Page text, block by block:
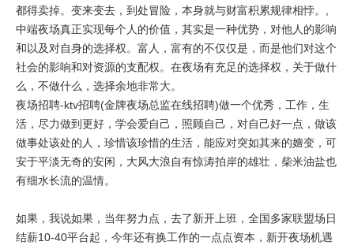
都得卖掉。变来变去，到处冒险，本身就与财富积累规律相悖。,
中端夜场真正实现每个人的价值，其实是一种优势，对他人的影响
和以及对自身的选择权。富人，富有的不仅仅是，而是他们对这个
社会的影响和对资源的支配权。在夜场有充足的选择权，关于做什
么，不做什么，选择余地非常大。
夜场招聘-ktv招聘(金牌夜场总监在线招聘)做一个优秀，工作，生
活，尽力做到更好，学会爱自己，照顾自己，对自己好一点，做该
做事处该处的人，珍惜该珍惜的生活，能应对突如其来的嬗变，可
安于平淡无奇的安闲，大风大浪自有惊涛拍岸的雄壮，柴米油盐也
有细水长流的温情。
如果，我说如果，当年努力点，去了新开上班，全国多家联盟场日
结薪10-40平台起，今年还有换工作的一点点资本，新开夜场机遇